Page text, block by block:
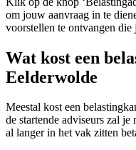
om jouw aanvraag in te
voorstellen te ontvangen
Wat kost een
Eelderwolde
Meestal kost een
de startende adviseurs zal
al langer in het vak zitten